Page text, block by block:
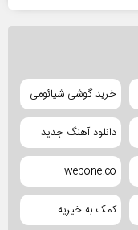
خرید گوشی شیائومی
دانلود آهنگ جدید
webone.co
کمک به خیریه